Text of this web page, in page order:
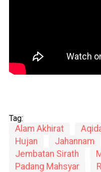
Tag:
Alam Akhirat
Hujan
Jahannam
Jembatan Sirath
Padang Mahsyar